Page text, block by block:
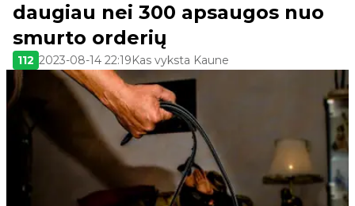
daugiau nei 300 apsaugos nuo
smurto orderių
112 2023-08-14 22:19Kas vyksta Kaune